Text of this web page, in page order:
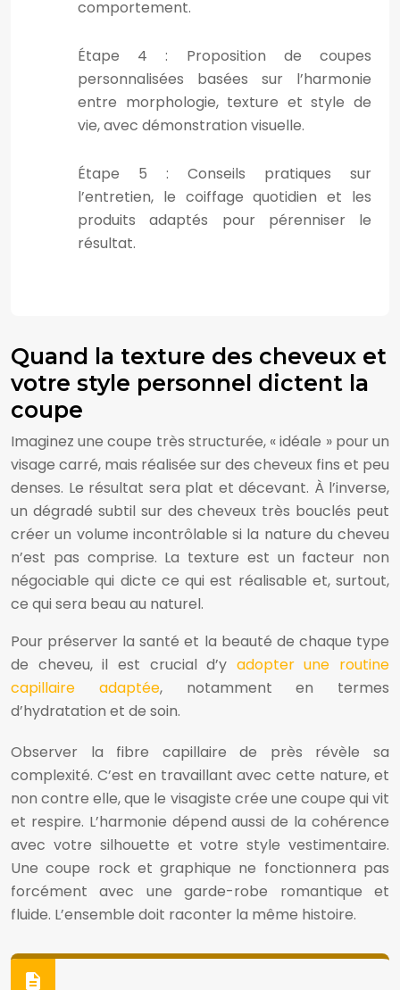
comportement.
Étape 4 : Proposition de coupes
personnalisées basées sur l’harmonie
entre morphologie, texture et style de
vie, avec démonstration visuelle.
Étape 5 : Conseils pratiques sur
l’entretien, le coiffage quotidien et les
produits adaptés pour pérenniser le
résultat.
Quand la texture des cheveux et
votre style personnel dictent la
coupe
Imaginez une coupe très structurée, « idéale » pour un
visage carré, mais réalisée sur des cheveux fins et peu
denses. Le résultat sera plat et décevant. À l’inverse,
un dégradé subtil sur des cheveux très bouclés peut
créer un volume incontrôlable si la nature du cheveu
n’est pas comprise. La texture est un facteur non
négociable qui dicte ce qui est réalisable et, surtout,
ce qui sera beau au naturel.
Pour préserver la santé et la beauté de chaque type
de cheveu, il est crucial d’y adopter une routine
capillaire adaptée, notamment en termes
d’hydratation et de soin.
Observer la fibre capillaire de près révèle sa
complexité. C’est en travaillant avec cette nature, et
non contre elle, que le visagiste crée une coupe qui vit
et respire. L’harmonie dépend aussi de la cohérence
avec votre silhouette et votre style vestimentaire.
Une coupe rock et graphique ne fonctionnera pas
forcément avec une garde-robe romantique et
fluide. L’ensemble doit raconter la même histoire.